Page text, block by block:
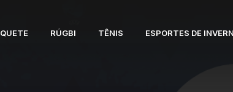
RÚGBI TÊNIS ESPORTES DE